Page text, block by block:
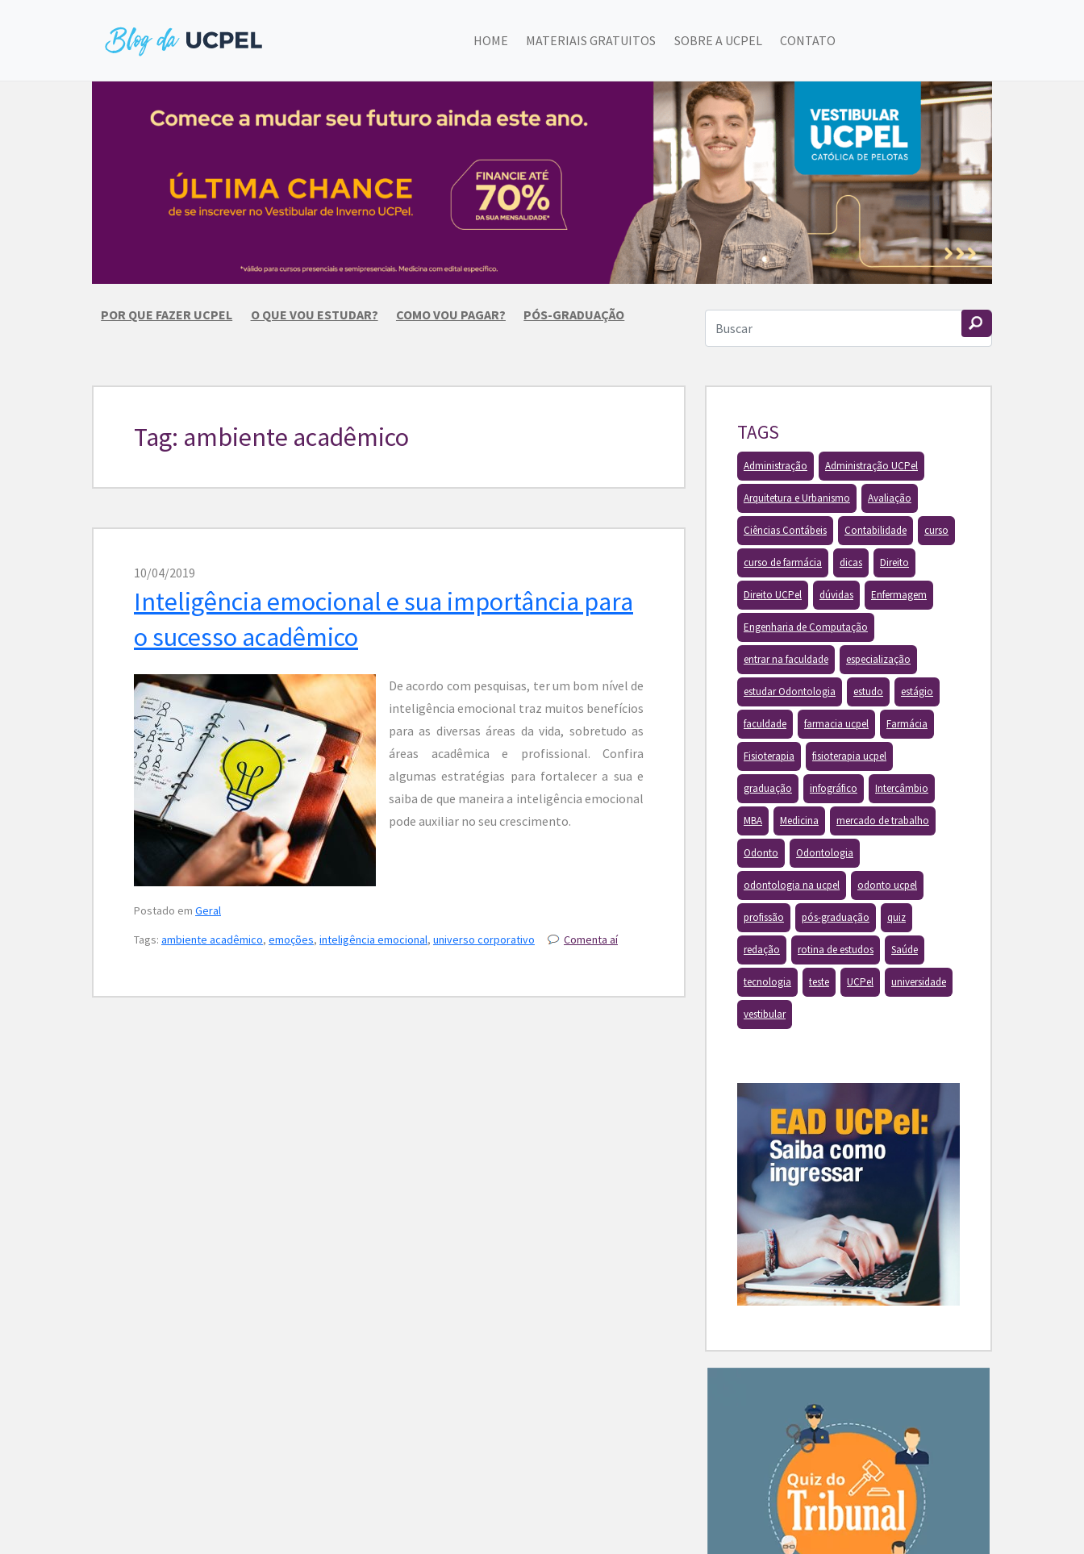
HOME MATERIAIS GRATUITOS SOBRE A UCPEL CONTATO
POR QUE FAZER UCPEL O QUE VOU ESTUDAR? COMO VOU PAGAR? PÓS-GRADUAÇÃO
Tag: ambiente acadêmico
10/04/2019
Inteligência emocional e sua importância para
o sucesso acadêmico
De acordo com pesquisas, ter um bom nível de
inteligência emocional traz muitos benefícios
para as diversas áreas da vida, sobretudo as
áreas acadêmica e profissional. Confira
algumas estratégias para fortalecer a sua e
saiba de que maneira a inteligência emocional
pode auxiliar no seu crescimento.
Postado em Geral
Tags: ambiente acadêmico, emoções, inteligência emocional, universo corporativo Comenta aí
TAGS
Administração Administração UCPel
Arquitetura e Urbanismo Avaliação
Ciências Contábeis Contabilidade curso
curso de farmácia dicas Direito
Direito UCPel dúvidas Enfermagem
Engenharia de Computação
entrar na faculdade especialização
estudar Odontologia estudo estágio
faculdade farmacia ucpel Farmácia
Fisioterapia fisioterapia ucpel
graduação infográfico Intercâmbio
MBA Medicina mercado de trabalho
Odonto Odontologia
odontologia na ucpel odonto ucpel
profissão pós-graduação quiz
redação rotina de estudos Saúde
tecnologia teste UCPel universidade
vestibular